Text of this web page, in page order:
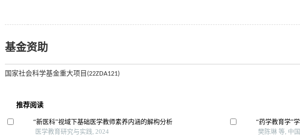
基金资助
国家社会科学基金重大项目(22ZDA121)